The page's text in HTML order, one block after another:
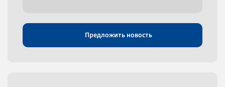
Предложить новость